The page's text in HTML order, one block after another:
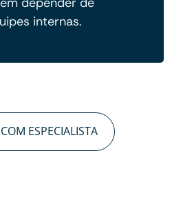
internas.
ESPECIALISTA